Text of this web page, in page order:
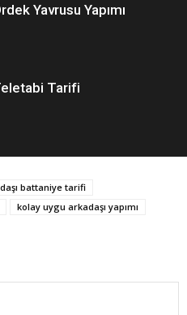
Yavrusu Yapımı
Tarifi
battaniye tarifi
kolay uygu arkadaşı yapımı